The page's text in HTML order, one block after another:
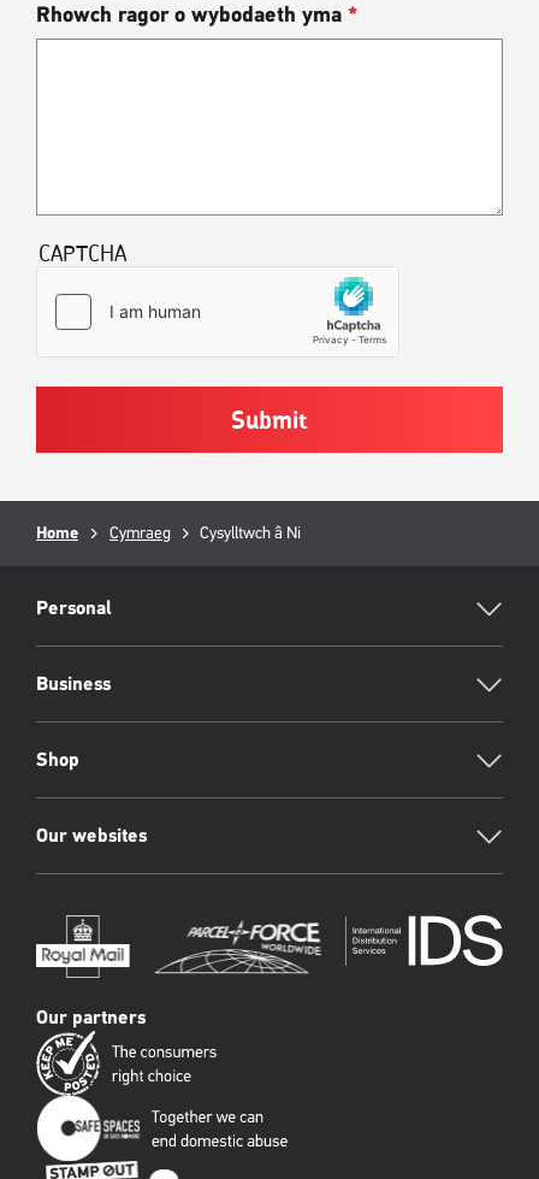
Rhowch ragor o wybodaeth yma *
CAPTCHA
Breadcrumb
Home Cymraeg
Current
Cysylltwch â Ni
Footer
Personal
Business
Shop
Our websites
Our partners